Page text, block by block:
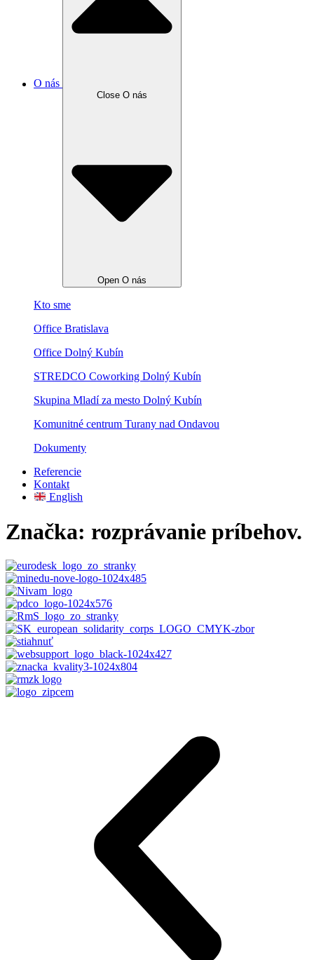
O nás
Close O nás
Open O nás
Kto sme
Office Bratislava
Office Dolný Kubín
STREDCO Coworking Dolný Kubín
Skupina Mladí za mesto Dolný Kubín
Komunitné centrum Turany nad Ondavou
Dokumenty
Referencie
Kontakt
English
Značka: rozprávanie príbehov.